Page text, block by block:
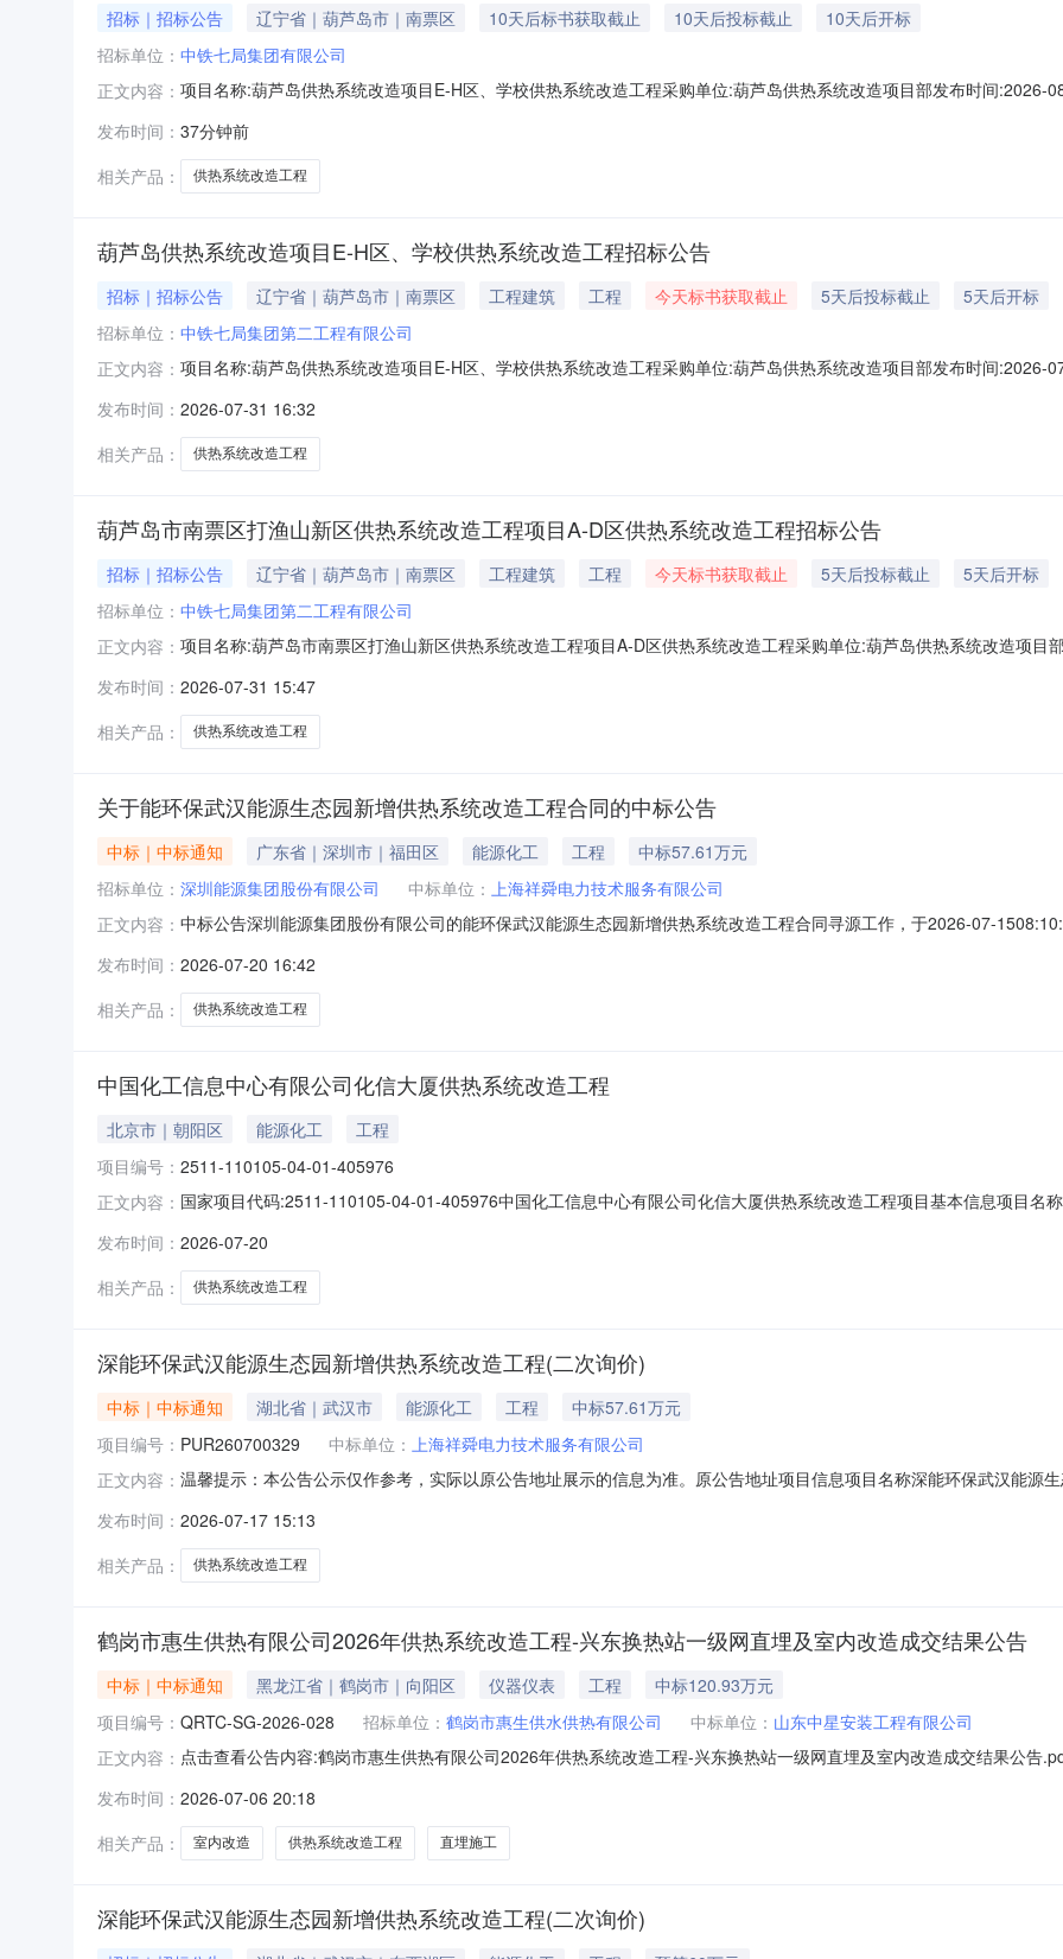
招标｜招标公告 辽宁省｜葫芦岛市｜南票区 10天后标书获取截止 10天后投标截止
10天后开标
招标单位： 中铁七局集团有限公司
正文内容： 项目名称:葫芦岛供热系统改造项目E-H区、学校供热系统改造工程采购单位:葫芦岛供热系统改造项目部发布时间
发布时间： 37分钟前
相关产品：
供热系统改造工程
葫芦岛供热系统改造项目E-H区、学校供热系统改造工程招标公告
招标｜招标公告 辽宁省｜葫芦岛市｜南票区 工程建筑 工程 今天标书获取截止 5天后投标截止
5天后开标
招标单位： 中铁七局集团第二工程有限公司
正文内容： 项目名称:葫芦岛供热系统改造项目E-H区、学校供热系统改造工程采购单位:葫芦岛供热系统改造项目部发布时间
发布时间： 2026-07-31 16:32
相关产品：
供热系统改造工程
葫芦岛市南票区打渔山新区供热系统改造工程项目A-D区供热系统改造工程招标公告
招标｜招标公告 辽宁省｜葫芦岛市｜南票区 工程建筑 工程 今天标书获取截止 5天后投标截止
5天后开标
招标单位： 中铁七局集团第二工程有限公司
正文内容： 项目名称:葫芦岛市南票区打渔山新区供热系统改造工程项目A-D区供热系统改造工程采购单位:葫芦岛供热系统改造项
发布时间： 2026-07-31 15:47
相关产品：
供热系统改造工程
关于能环保武汉能源生态园新增供热系统改造工程合同的中标公告
中标｜中标通知 广东省｜深圳市｜福田区 能源化工 工程
中标57.61万元
招标单位： 深圳能源集团股份有限公司 中标单位： 上海祥舜电力技术服务有限公司
正文内容： 中标公告深圳能源集团股份有限公司的能环保武汉能源生态园新增供热系统改造工程合同寻源工作，于2026-07-
发布时间： 2026-07-20 16:42
相关产品：
供热系统改造工程
中国化工信息中心有限公司化信大厦供热系统改造工程
北京市｜朝阳区 能源化工
工程
项目编号： 2511-110105-04-01-405976
正文内容： 国家项目代码:2511-110105-04-01-405976中国化工信息中心有限公司化信大厦供热系统改造工程项目基本信息项目名
发布时间： 2026-07-20
相关产品：
供热系统改造工程
深能环保武汉能源生态园新增供热系统改造工程(二次询价)
中标｜中标通知 湖北省｜武汉市 能源化工 工程
中标57.61万元
项目编号： PUR260700329 中标单位： 上海祥舜电力技术服务有限公司
正文内容： 温馨提示：本公告公示仅作参考，实际以原公告地址展示的信息为准。原公告地址项目信息项目名称深能环保武汉能源
1715:00:00公示结束时间2026-07-2015:00:00成交候选人信息成交候选人名称成交价（元）金额大写上海祥舜电力技
发布时间： 2026-07-17 15:13
相关产品：
供热系统改造工程
鹤岗市惠生供热有限公司2026年供热系统改造工程-兴东换热站一级网直埋及室内改造成交结果公告
中标｜中标通知 黑龙江省｜鹤岗市｜向阳区 仪器仪表 工程
中标120.93万元
项目编号： QRTC-SG-2026-028 招标单位： 鹤岗市惠生供水供热有限公司 中标单位： 山东中星安装工程有限公司
正文内容： 点击查看公告内容:鹤岗市惠生供热有限公司2026年供热系统改造工程-兴东换热站一级网直埋及室内改造成交结果公告
发布时间： 2026-07-06 20:18
相关产品：
室内改造 供热系统改造工程 直埋施工
深能环保武汉能源生态园新增供热系统改造工程(二次询价)